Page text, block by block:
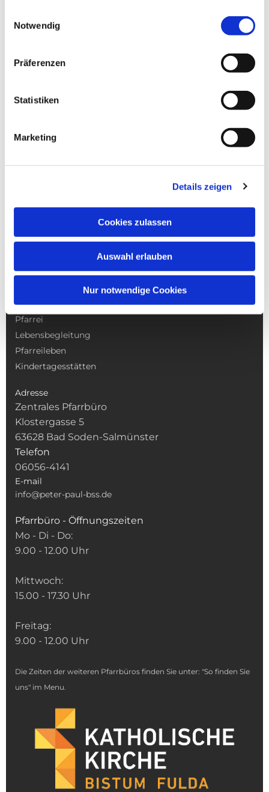
Notwendig
Präferenzen
Statistiken
Marketing
Details zeigen
Cookies zulassen
Auswahl erlauben
Nur notwendige Cookies
Gottesdienste
Pfarrei
Lebensbegleitung
Pfarreileben
Kindertagesstätten
Adresse
Zentrales Pfarrbüro
Klostergasse 5
63628 Bad Soden-Salmünster
Telefon
06056-4141
E-mail
info@peter-paul-bss.de
Pfarrbüro - Öffnungszeiten
Mo - Di - Do:
9.00 - 12.00 Uhr
Mittwoch:
15.00 - 17.30 Uhr
Freitag:
9.00 - 12.00 Uhr
Die Zeiten der weiteren Pfarrbüros finden Sie unter: "So finden Sie
uns" im Menu.